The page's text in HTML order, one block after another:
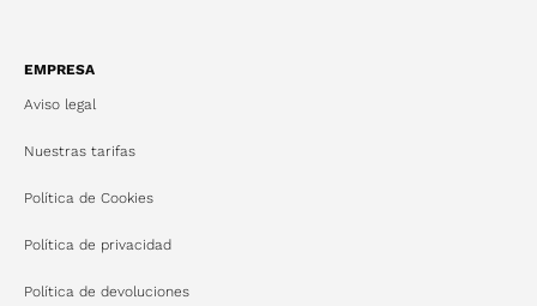
EMPRESA
Aviso legal
Nuestras tarifas
Política de Cookies
Política de privacidad
Política de devoluciones